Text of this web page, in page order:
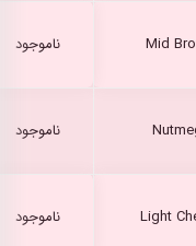
ناموجود
ناموجود
ناموجود